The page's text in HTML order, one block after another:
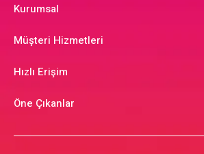
Kurumsal
Müşteri Hizmetleri
Hızlı Erişim
Öne Çıkanlar